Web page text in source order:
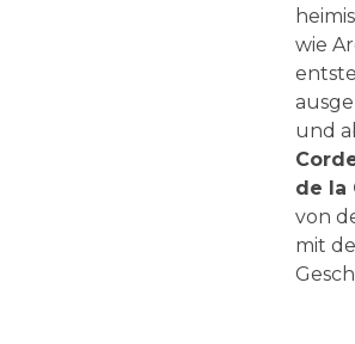
wie
und
de la
von
mit